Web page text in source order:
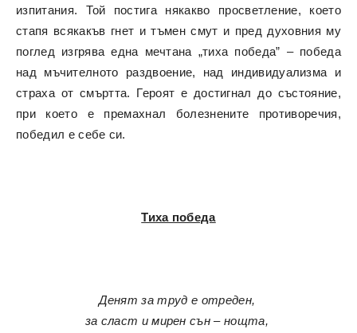
изпитания. Той постига някакво просветление, което
стапя всякакъв гнет и тъмен смут и пред духовния му
поглед изгрява една мечтана „тиха победа” – победа
над мъчителното раздвоение, над индивидуализма и
страха от смъртта. Героят е достигнал до състояние,
при което е премахнал болезнените противоречия,
победил е себе си.
Тиха победа
Денят за труд е отреден,
за сласт и мирен сън – нощта,